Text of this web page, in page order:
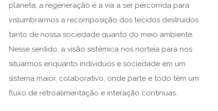
planeta, a regeneração é a via a ser percorrida para
vislumbrarmos a recomposição dos tecidos destruídos
tanto de nossa sociedade quanto do meio ambiente.
Nesse sentido, a visão sistêmica nos norteia para nos
situarmos enquanto indivíduos e sociedade em um
sistema maior, colaborativo, onde parte e todo têm um
fluxo de retroalimentação e interação contínuas.